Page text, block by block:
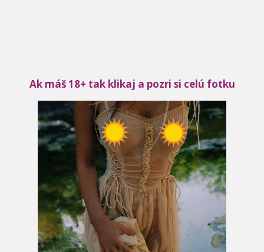
Ak máš 18+ tak klikaj a pozri si celú fotku